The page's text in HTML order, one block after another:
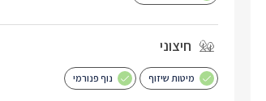
חיצוני
מיטות שיזוף נוף פנורמי